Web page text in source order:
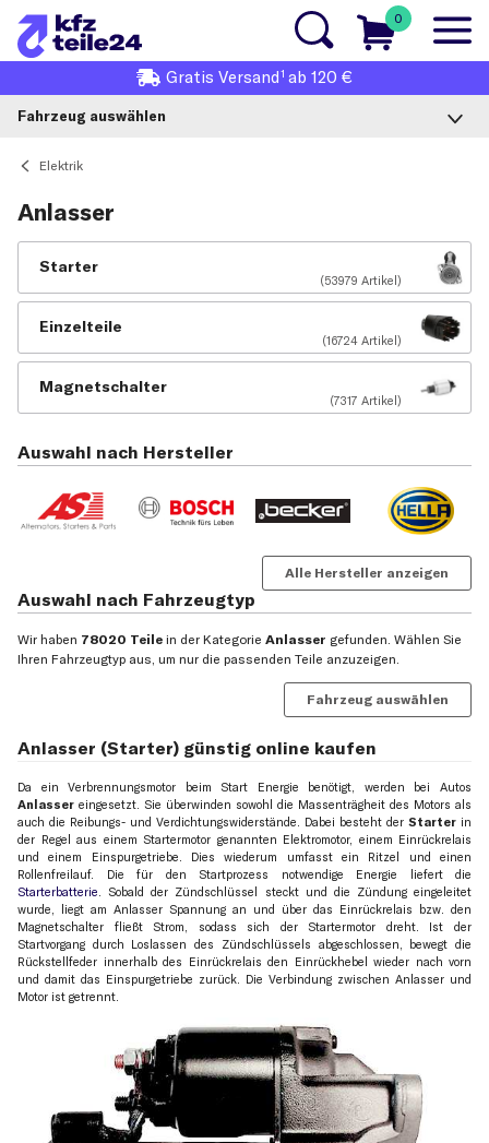
0
Gratis Versand1 ab 120 €
Fahrzeug auswählen
Elektrik
Anlasser
Starter
(53979 Artikel)
Einzelteile
(16724 Artikel)
Magnetschalter
(7317 Artikel)
Auswahl nach Hersteller
Alle Hersteller anzeigen
Auswahl nach Fahrzeugtyp
Wir haben 78020 Teile in der Kategorie Anlasser gefunden. Wählen Sie
Ihren Fahrzeugtyp aus, um nur die passenden Teile anzuzeigen.
Fahrzeug auswählen
Anlasser (Starter) günstig online kaufen
Da ein Verbrennungsmotor beim Start Energie benötigt, werden bei Autos
Anlasser eingesetzt. Sie überwinden sowohl die Massenträgheit des Motors als
auch die Reibungs- und Verdichtungswiderstände. Dabei besteht der Starter in
der Regel aus einem Startermotor genannten Elektromotor, einem Einrückrelais
und einem Einspurgetriebe. Dies wiederum umfasst ein Ritzel und einen
Rollenfreilauf. Die für den Startprozess notwendige Energie liefert die
Starterbatterie. Sobald der Zündschlüssel steckt und die Zündung eingeleitet
wurde, liegt am Anlasser Spannung an und über das Einrückrelais bzw. den
Magnetschalter fließt Strom, sodass sich der Startermotor dreht. Ist der
Startvorgang durch Loslassen des Zündschlüssels abgeschlossen, bewegt die
Rückstellfeder innerhalb des Einrückrelais den Einrückhebel wieder nach vorn
und damit das Einspurgetriebe zurück. Die Verbindung zwischen Anlasser und
Motor ist getrennt.